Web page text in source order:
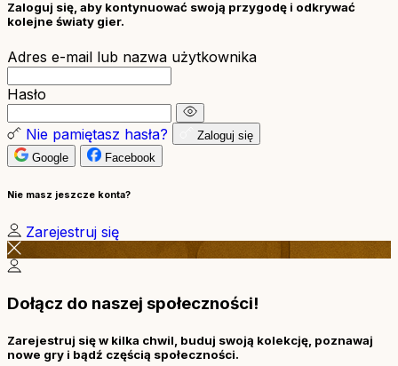
Zaloguj się, aby kontynuować swoją przygodę i odkrywać
kolejne światy gier.
Adres e-mail lub nazwa użytkownika
Hasło
Nie pamiętasz hasła?
Zaloguj się
Google
Facebook
Nie masz jeszcze konta?
Zarejestruj się
Dołącz do naszej społeczności!
Zarejestruj się w kilka chwil, buduj swoją kolekcję, poznawaj
nowe gry i bądź częścią społeczności.